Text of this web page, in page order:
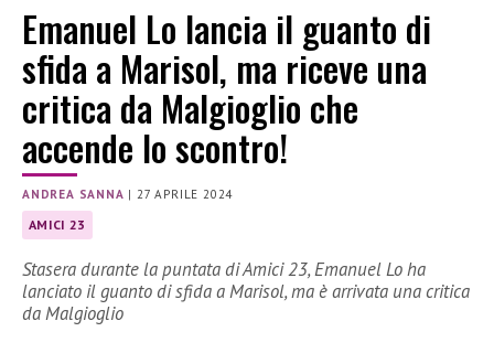
Emanuel Lo lancia il guanto di
sfida a Marisol, ma riceve una
critica da Malgioglio che
accende lo scontro!
ANDREA SANNA |27 APRILE 2024
AMICI 23
Stasera durante la puntata di Amici 23, Emanuel Lo ha
lanciato il guanto di sfida a Marisol, ma è arrivata una critica
da Malgioglio